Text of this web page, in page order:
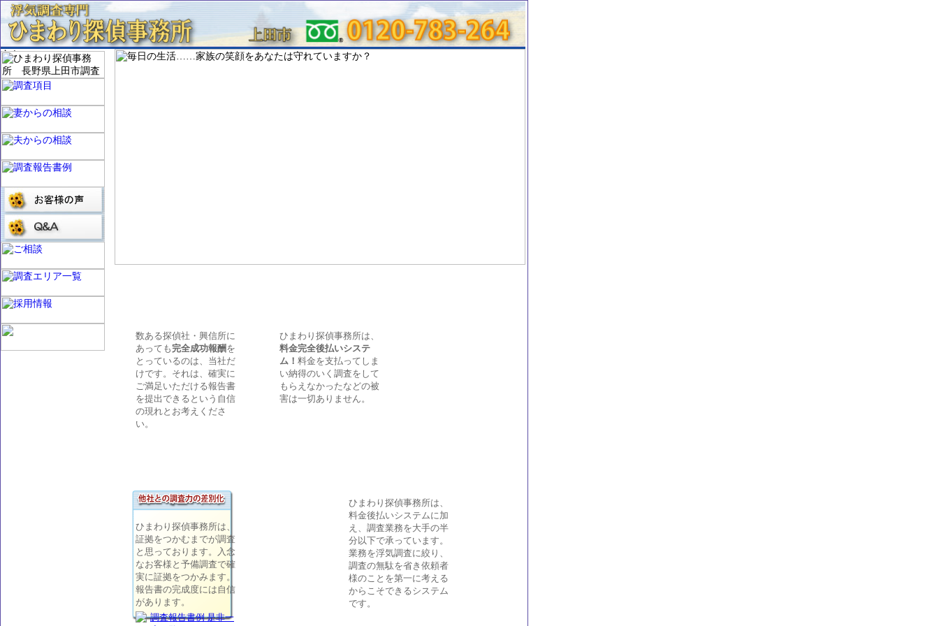
数ある探偵社・興信所に
あっても 完全成功報酬を
とっているのは、当社だ
けです。それは、確実に
ご満足いただける報告書
を提出できるという自信
の現れとお考えくださ
い。
ひまわり探偵事務所は、
料金完全後払いシステ
ム！ 料金を支払ってしま
い納得のいく調査をして
もらえなかったなどの被
害は一切ありません。
ひまわり探偵事務所は、
証拠をつかむまでが調査
と思っております。入念
なお客様と予備調査で確
実に証拠をつかみます。
報告書の完成度には自信
があります。
ひまわり探偵事務所は、
料金後払いシステムに加
え、調査業務を大手の半
分以下で承っています。
業務を浮気調査に絞り、
調査の無駄を省き依頼者
様のことを第一に考える
からこそできるシステム
です。